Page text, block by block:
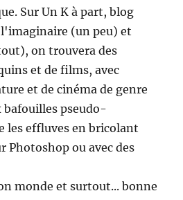
Sur Un K à part, blog
(un peu) et
on trouvera des
et de films, avec
et de cinéma de genre
bafouilles pseudo-
les effluves en bricolant
Photoshop ou avec des
monde et surtout... bonne